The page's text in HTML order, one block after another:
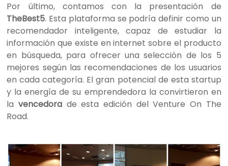
Por último, contamos con la presentación de
TheBest5. Esta plataforma se podría definir como un
recomendador inteligente, capaz de estudiar la
información que existe en internet sobre el producto
en búsqueda, para ofrecer una selección de los 5
mejores según las recomendaciones de los usuarios
en cada categoría. El gran potencial de esta startup
y la energía de su emprendedora la convirtieron en
lavencedora de esta edición del Venture On The
Road.